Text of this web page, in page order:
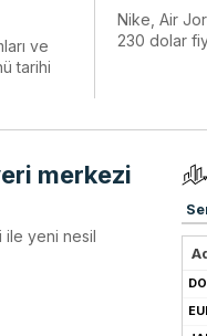
ve
tarihi
Nike, Air
230 dolar
merkezi
ile yeni nesil